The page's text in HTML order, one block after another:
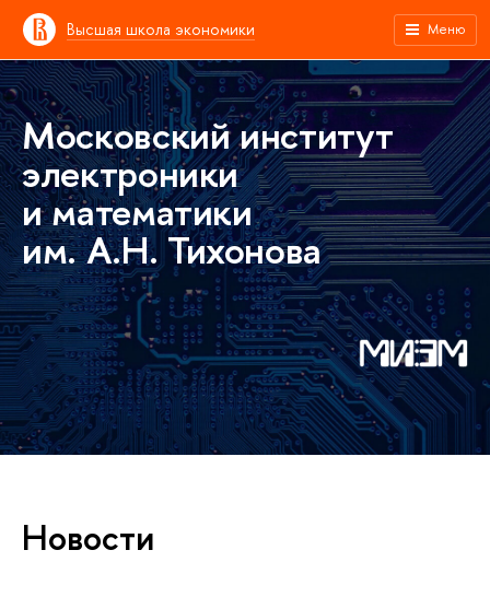
Высшая школа экономики Меню
Московский институт
электроники
и математики
им. А.Н. Тихонова
Новости